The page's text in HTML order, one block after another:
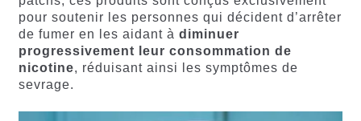
pour soutenir les personnes qui décident d’arrêter
de fumer en les aidant à diminuer
progressivement leur consommation de
nicotine, réduisant ainsi les symptômes de
sevrage.